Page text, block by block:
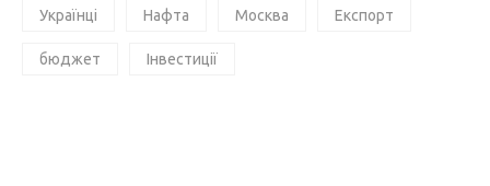
Українці Нафта Москва Експорт
бюджет Інвестиції